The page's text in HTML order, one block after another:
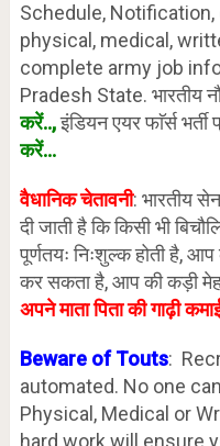
Schedule,
physical, medical,
complete army job
Pradesh State. भारतीय
करें..,इंडियन एयर फाॅर्स भर्ती
करें…
वैधानिक चेतावनी: भारतीय
दी जाती है कि किसी भी
पूर्णतयः निःशुल्क होती है,
कर सकता है, आप की कड़ी
अपने माता पिता की गाढ़ी
Beware of Touts:
automated. No one
Physical, Medical or
hard work will ensure